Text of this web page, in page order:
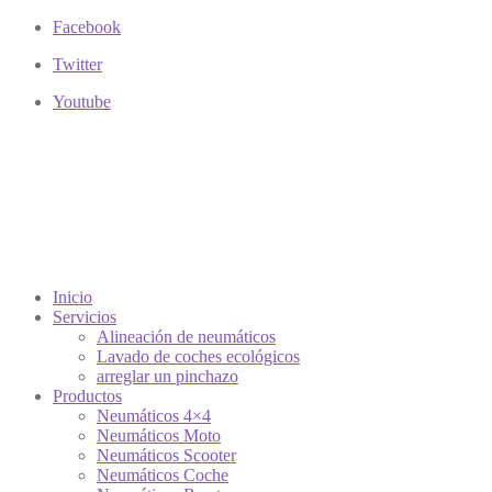
Facebook
Twitter
Youtube
Inicio
Servicios
Alineación de neumáticos
Lavado de coches ecológicos
arreglar un pinchazo
Productos
Neumáticos 4×4
Neumáticos Moto
Neumáticos Scooter
Neumáticos Coche